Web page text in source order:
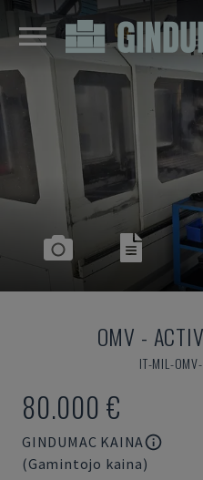
OMV -
IT-MIL-
80.000 €
GINDUMAC KAINA
(Gamintojo kaina)